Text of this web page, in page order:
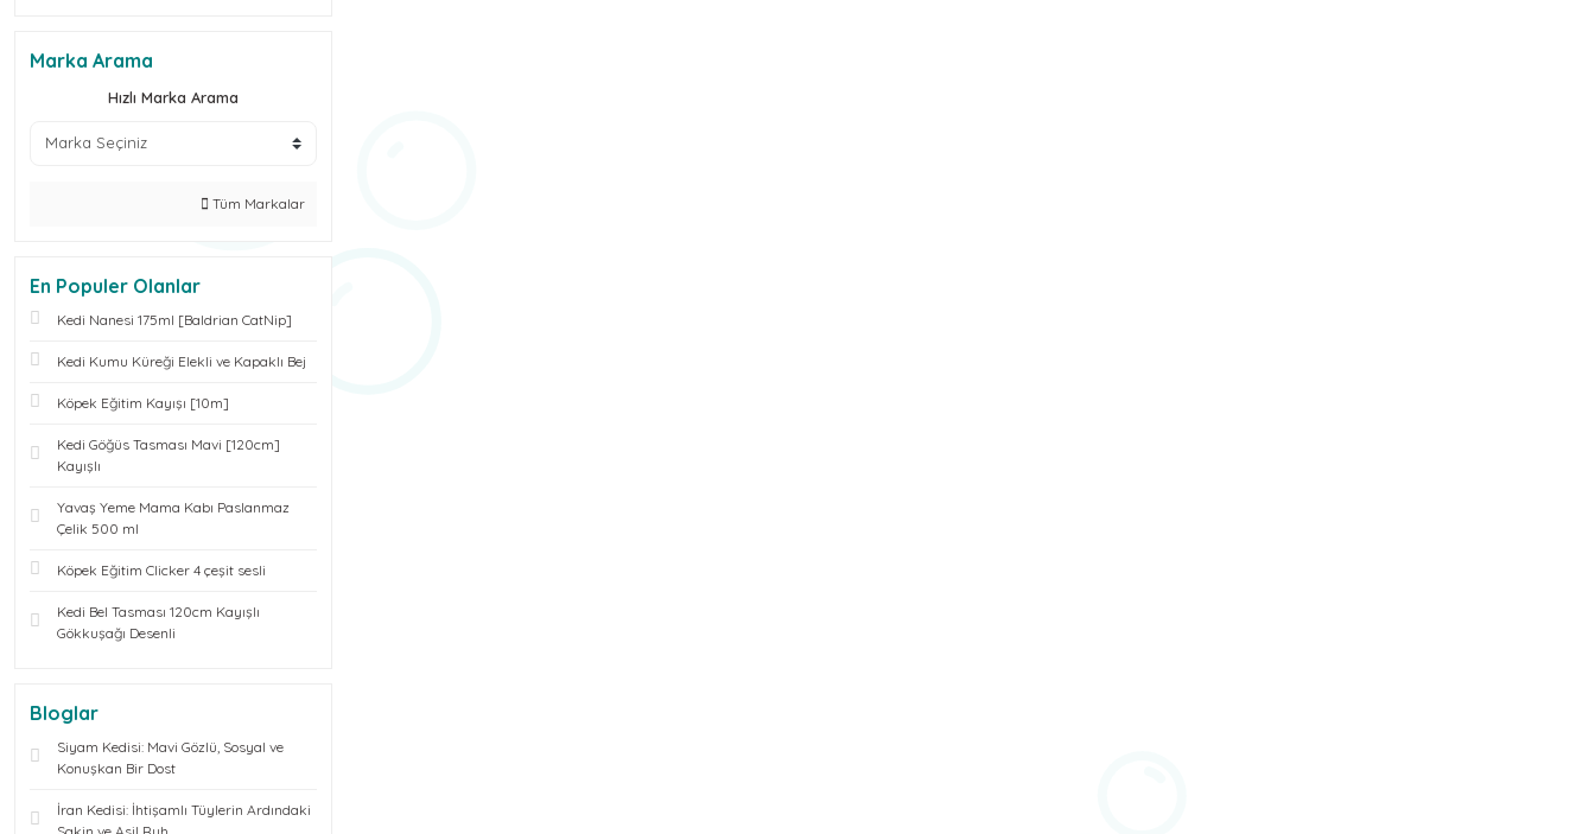
Marka Arama
Hızlı Marka Arama
Tüm Markalar
En Populer Olanlar
Kedi Nanesi 175ml [Baldrian CatNip]
Kedi Kumu Küreği Elekli ve Kapaklı Bej
Köpek Eğitim Kayışı [10m]
Kedi Göğüs Tasması Mavi [120cm]
Kayışlı
Yavaş Yeme Mama Kabı Paslanmaz
Çelik 500 ml
Köpek Eğitim Clicker 4 çeşit sesli
Kedi Bel Tasması 120cm Kayışlı
Gökkuşağı Desenli
Bloglar
Siyam Kedisi: Mavi Gözlü, Sosyal ve
Konuşkan Bir Dost
İran Kedisi: İhtişamlı Tüylerin Ardındaki